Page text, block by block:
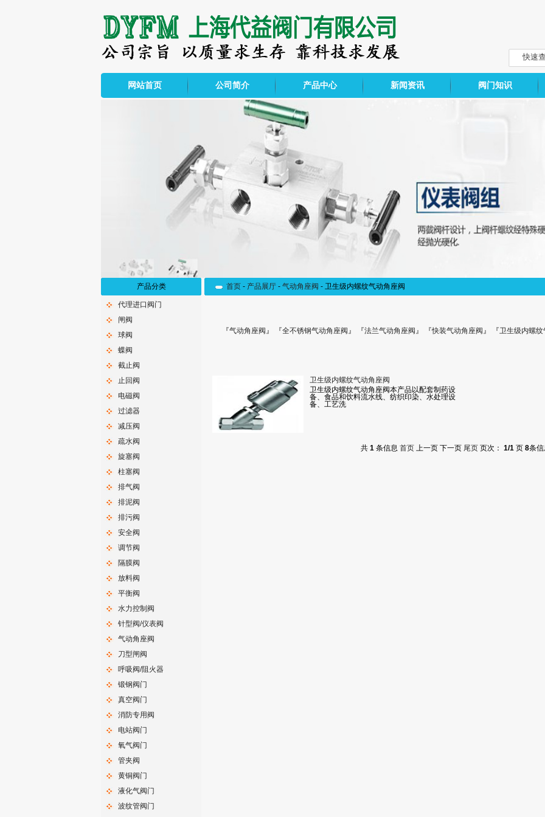
网站首页 公司简介 产品中心 新闻资讯 阀门知识
产品分类
代理进口阀门
闸阀
球阀
蝶阀
截止阀
止回阀
电磁阀
过滤器
减压阀
疏水阀
旋塞阀
柱塞阀
排气阀
排泥阀
排污阀
安全阀
调节阀
隔膜阀
放料阀
平衡阀
水力控制阀
针型阀/仪表阀
气动角座阀
刀型闸阀
呼吸阀/阻火器
锻钢阀门
真空阀门
消防专用阀
电站阀门
氧气阀门
管夹阀
黄铜阀门
液化气阀门
波纹管阀门
首页 - 产品展厅 - 气动角座阀 - 卫生级内螺纹气动角座阀
『气动角座阀 』 『全不锈钢气动角座阀 』 『法兰气动角座阀 』 『快装气动角座阀 』 『卫生级内螺纹
卫生级内螺纹气动角座阀
卫生级内螺纹气动角座阀本产品以配套制药设
备、食品和饮料流水线、纺织印染、水处理设
备、工艺洗
共 1 条信息 首页 上一页 下一页 尾页 页次： 1/1 页 8条